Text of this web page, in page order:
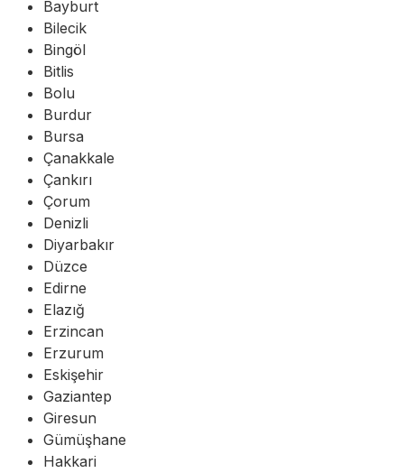
Bayburt
Bilecik
Bingöl
Bitlis
Bolu
Burdur
Bursa
Çanakkale
Çankırı
Çorum
Denizli
Diyarbakır
Düzce
Edirne
Elazığ
Erzincan
Erzurum
Eskişehir
Gaziantep
Giresun
Gümüşhane
Hakkari